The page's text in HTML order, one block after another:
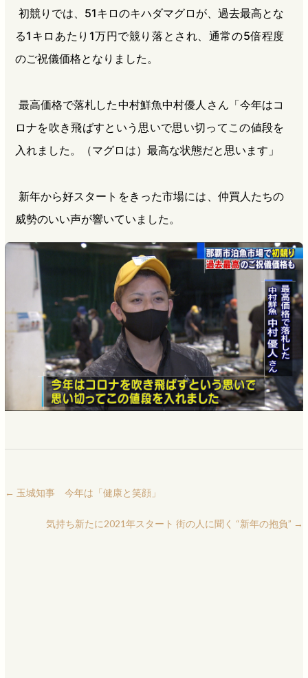
初競りでは、51キロのキハダマグロが、過去最高とな
る1キロあたり1万円で競り落とされ、通常の5倍程度
のご祝儀価格となりました。
最高価格で落札した中村鮮魚中村優人さん「今年はコ
ロナを吹き飛ばすという思いで思い切ってこの値段を
入れました。（マグロは）最高な状態だと思います」
新年から好スタートをきった市場には、仲買人たちの
威勢のいい声が響いていました。
← 玉城知事 今年は「健康と笑顔」
気持ち新たに2021年スタート 街の人に聞く “新年の抱負” →